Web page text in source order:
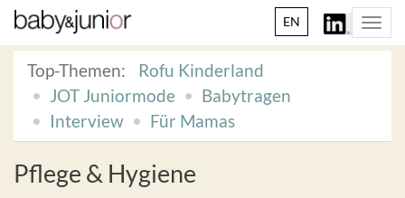
EN
Top-Themen:
Rofu Kinderland
JOT Juniormode
Babytragen
Interview
Für Mamas
Pflege & Hygiene